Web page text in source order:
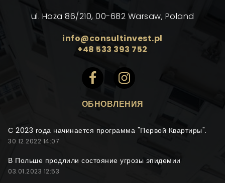
ul. Hoża 86/210, 00-682 Warsaw, Poland
info@consultinvest.pl
+48 533 393 752
ОБНОВЛЕНИЯ
С 2023 года начинается программа "Первой Квартиры".
30.12.2022 14:07
В Польше продлили состояние угрозы эпидемии
03.01.2023 12:53